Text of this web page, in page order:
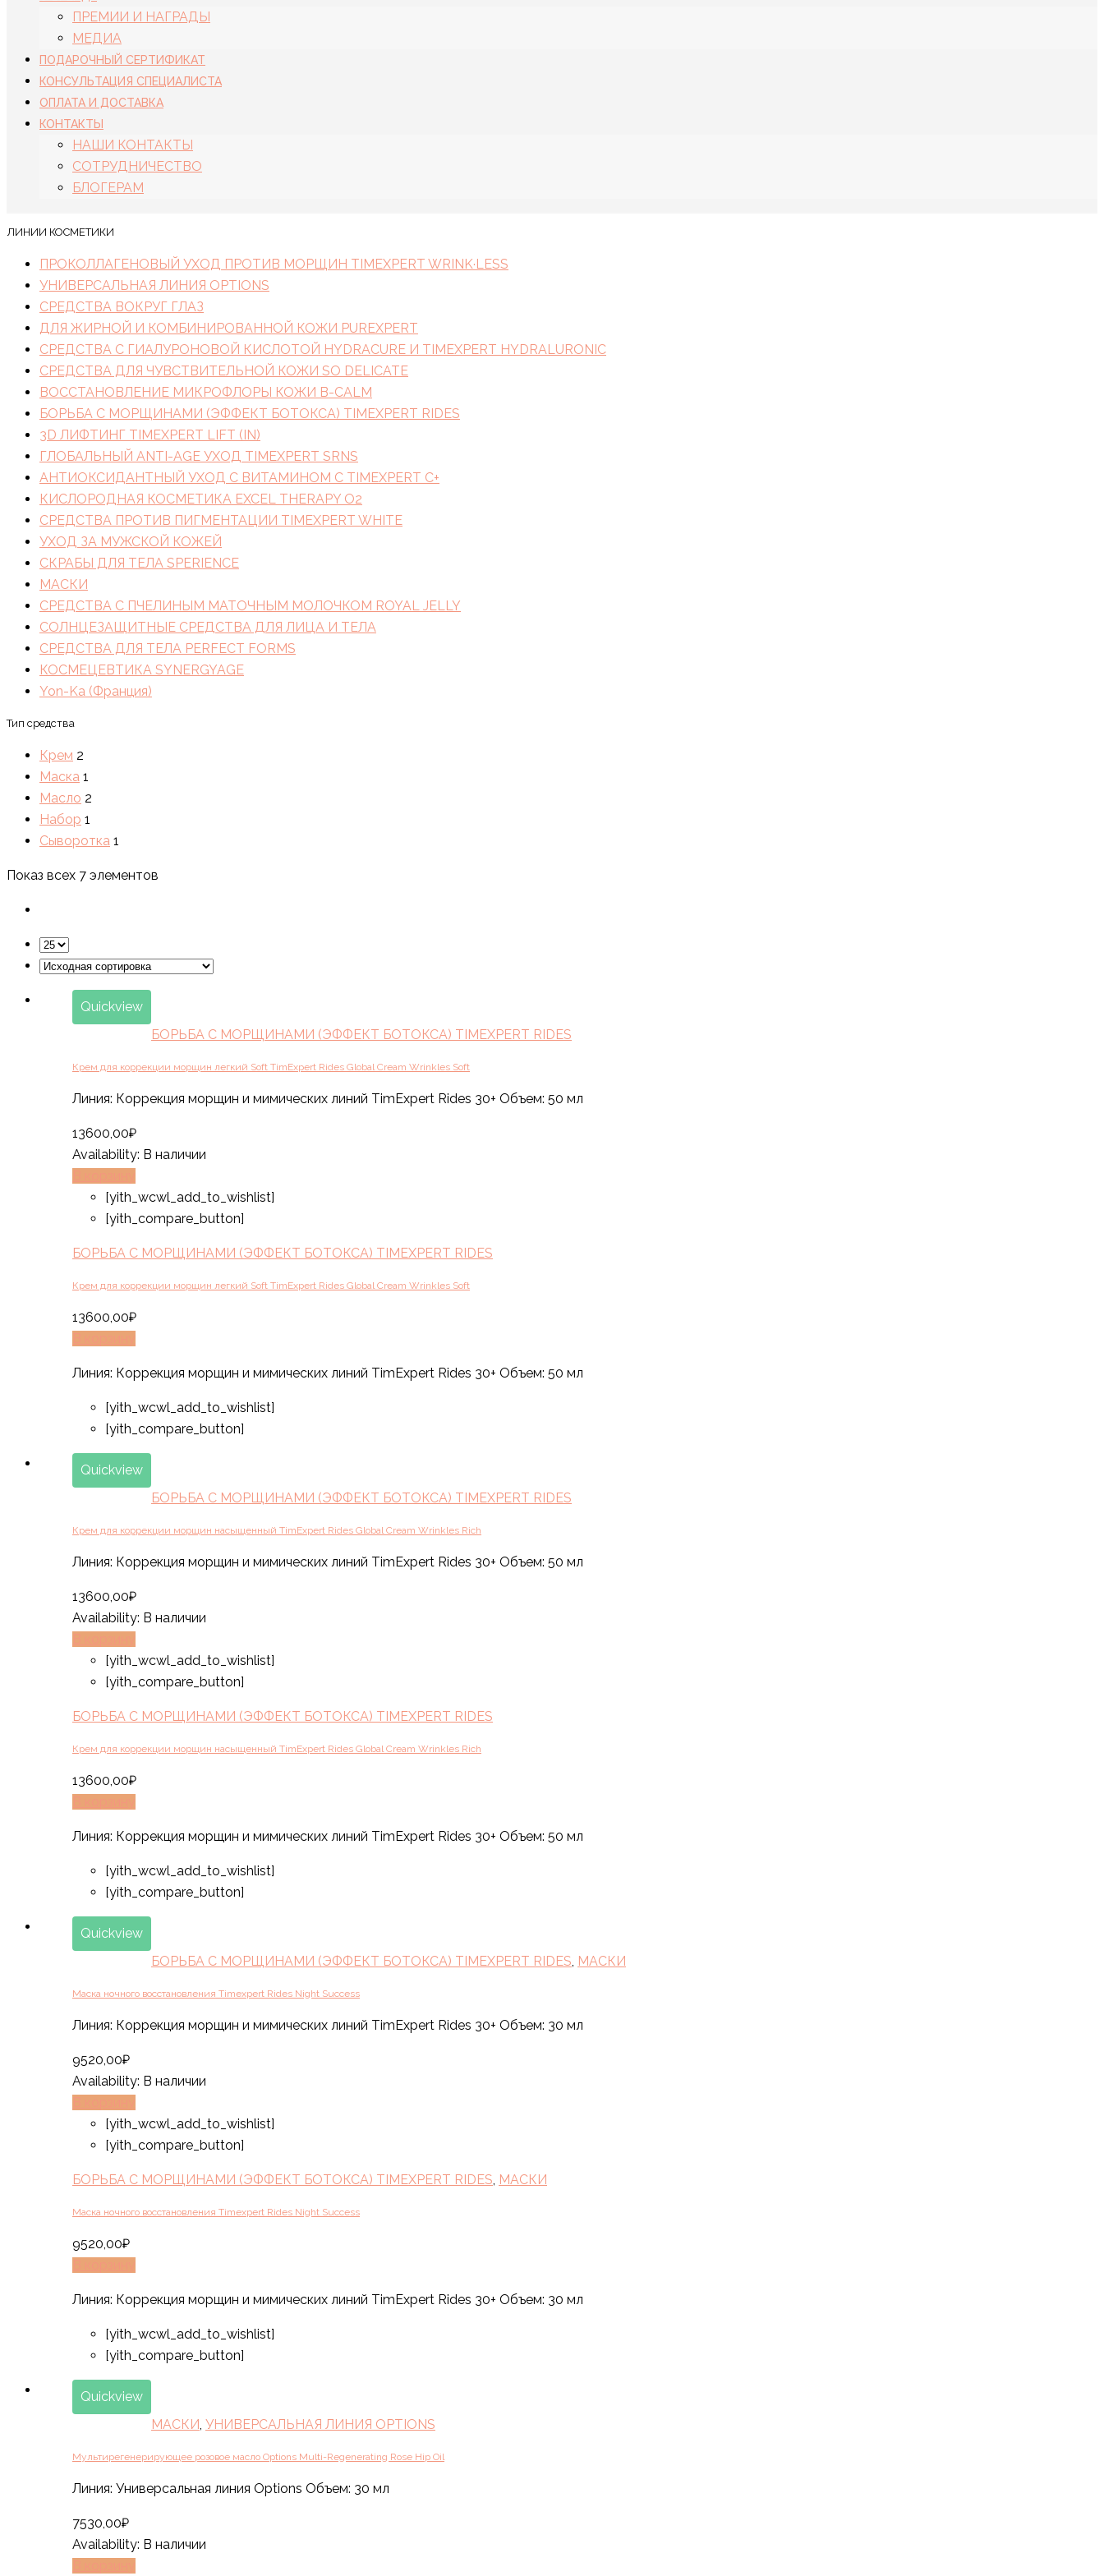
ПРЕМИИ И НАГРАДЫ
МЕДИА
ПОДАРОЧНЫЙ СЕРТИФИКАТ
КОНСУЛЬТАЦИЯ СПЕЦИАЛИСТА
ОПЛАТА И ДОСТАВКА
КОНТАКТЫ
НАШИ КОНТАКТЫ
СОТРУДНИЧЕСТВО
БЛОГЕРАМ
ЛИНИИ КОСМЕТИКИ
ПРОКОЛЛАГЕНОВЫЙ УХОД ПРОТИВ МОРЩИН TIMEXPERT WRINK·LESS
УНИВЕРСАЛЬНАЯ ЛИНИЯ OPTIONS
СРЕДСТВА ВОКРУГ ГЛАЗ
ДЛЯ ЖИРНОЙ И КОМБИНИРОВАННОЙ КОЖИ PUREXPERT
СРЕДСТВА С ГИАЛУРОНОВОЙ КИСЛОТОЙ HYDRACURE И TIMEXPERT HYDRALURONIC
СРЕДСТВА ДЛЯ ЧУВСТВИТЕЛЬНОЙ КОЖИ SO DELICATE
ВОССТАНОВЛЕНИЕ МИКРОФЛОРЫ КОЖИ B-CALM
БОРЬБА С МОРЩИНАМИ (ЭФФЕКТ БОТОКСА) TIMEXPERT RIDES
3D ЛИФТИНГ TIMEXPERT LIFT (IN)
ГЛОБАЛЬНЫЙ ANTI-AGE УХОД TIMEXPERT SRNS
АНТИОКСИДАНТНЫЙ УХОД С ВИТАМИНОМ C TIMEXPERT C+
КИСЛОРОДНАЯ КОСМЕТИКА EXCEL THERAPY O2
СРЕДСТВА ПРОТИВ ПИГМЕНТАЦИИ TIMEXPERT WHITE
УХОД ЗА МУЖСКОЙ КОЖЕЙ
СКРАБЫ ДЛЯ ТЕЛА SPERIENCE
МАСКИ
СРЕДСТВА С ПЧЕЛИНЫМ МАТОЧНЫМ МОЛОЧКОМ ROYAL JELLY
СОЛНЦЕЗАЩИТНЫЕ СРЕДСТВА ДЛЯ ЛИЦА И ТЕЛА
СРЕДСТВА ДЛЯ ТЕЛА PERFECT FORMS
КОСМЕЦЕВТИКА SYNERGYAGE
Yon-Ka (Франция)
Тип средства
Крем 2
Маска 1
Масло 2
Набор 1
Сыворотка 1
Показ всех 7 элементов
Quickview
БОРЬБА С МОРЩИНАМИ (ЭФФЕКТ БОТОКСА) TIMEXPERT RIDES
Крем для коррекции морщин легкий Soft TimExpert Rides Global Cream Wrinkles Soft
Линия: Коррекция морщин и мимических линий TimExpert Rides 30+ Объем: 50 мл
13600,00₽
Availability: В наличии
[yith_wcwl_add_to_wishlist]
[yith_compare_button]
БОРЬБА С МОРЩИНАМИ (ЭФФЕКТ БОТОКСА) TIMEXPERT RIDES
Крем для коррекции морщин легкий Soft TimExpert Rides Global Cream Wrinkles Soft
13600,00₽
Линия: Коррекция морщин и мимических линий TimExpert Rides 30+ Объем: 50 мл
[yith_wcwl_add_to_wishlist]
[yith_compare_button]
Quickview
БОРЬБА С МОРЩИНАМИ (ЭФФЕКТ БОТОКСА) TIMEXPERT RIDES
Крем для коррекции морщин насыщенный TimExpert Rides Global Cream Wrinkles Rich
Линия: Коррекция морщин и мимических линий TimExpert Rides 30+ Объем: 50 мл
13600,00₽
Availability: В наличии
[yith_wcwl_add_to_wishlist]
[yith_compare_button]
БОРЬБА С МОРЩИНАМИ (ЭФФЕКТ БОТОКСА) TIMEXPERT RIDES
Крем для коррекции морщин насыщенный TimExpert Rides Global Cream Wrinkles Rich
13600,00₽
Линия: Коррекция морщин и мимических линий TimExpert Rides 30+ Объем: 50 мл
[yith_wcwl_add_to_wishlist]
[yith_compare_button]
Quickview
БОРЬБА С МОРЩИНАМИ (ЭФФЕКТ БОТОКСА) TIMEXPERT RIDES, МАСКИ
Маска ночного восстановления Timexpert Rides Night Success
Линия: Коррекция морщин и мимических линий TimExpert Rides 30+ Объем: 30 мл
9520,00₽
Availability: В наличии
[yith_wcwl_add_to_wishlist]
[yith_compare_button]
БОРЬБА С МОРЩИНАМИ (ЭФФЕКТ БОТОКСА) TIMEXPERT RIDES, МАСКИ
Маска ночного восстановления Timexpert Rides Night Success
9520,00₽
Линия: Коррекция морщин и мимических линий TimExpert Rides 30+ Объем: 30 мл
[yith_wcwl_add_to_wishlist]
[yith_compare_button]
Quickview
МАСКИ, УНИВЕРСАЛЬНАЯ ЛИНИЯ OPTIONS
Мультирегенерирующее розовое масло Options Multi-Regenerating Rose Hip Oil
Линия: Универсальная линия Options Объем: 30 мл
7530,00₽
Availability: В наличии